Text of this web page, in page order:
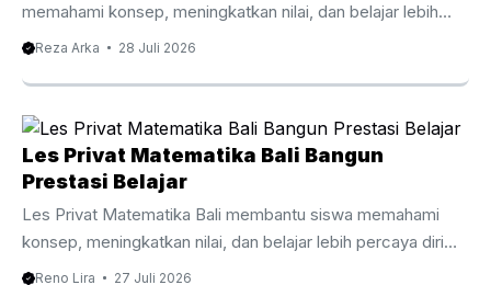
memahami konsep, meningkatkan nilai, dan belajar lebih
percaya diri bersama tutor berpengalaman. Les Privat
Matematika menjadi mata pelajaran yang membutuhkan
pemahaman konsep secara bertahap agar siswa mampu
mengikuti materi dengan baik. Oleh karena itu, Les Privat
Matematika Badung membantu siswa memahami setiap
topik melalui pembelajaran yang lebih terarah, personal, dan
mudah dipahami sesuai kemampuan masing masing.
Berbeda dengan pembelajaran di kelas yang harus
Reza Arka 28 Juli 2026
Les Privat Matematika Bali Bangun
Prestasi Belajar
Les Privat Matematika Bali membantu siswa memahami
konsep, meningkatkan nilai, dan belajar lebih percaya diri
bersama tutor berpengalaman. Les Privat Matematika Bali
Reno Lira 27 Juli 2026